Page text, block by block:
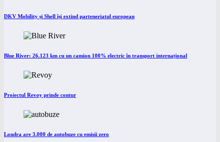
DKV Mobility și Shell își extind parteneriatul european
Blue River: 26.123 km cu un camion 100% electric în transport internațional
Proiectul Revoy prinde contur
Londra are 3.000 de autobuze cu emisii zero